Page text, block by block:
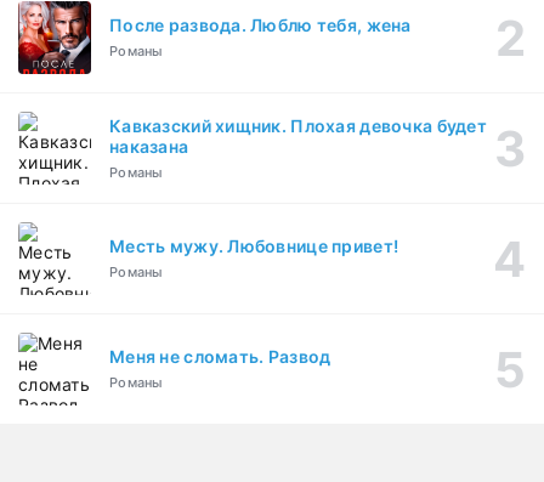
После развода. Люблю тебя, жена
Романы
Кавказский хищник. Плохая девочка будет
наказана
Романы
Месть мужу. Любовнице привет!
Романы
Меня не сломать. Развод
Романы